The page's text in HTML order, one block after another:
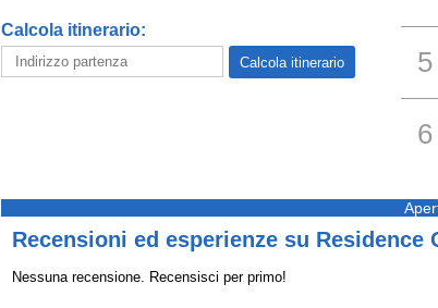
Calcola itinerario:
5
6
Recensioni ed esperienze su Residence
Nessuna recensione. Recensisci per primo!